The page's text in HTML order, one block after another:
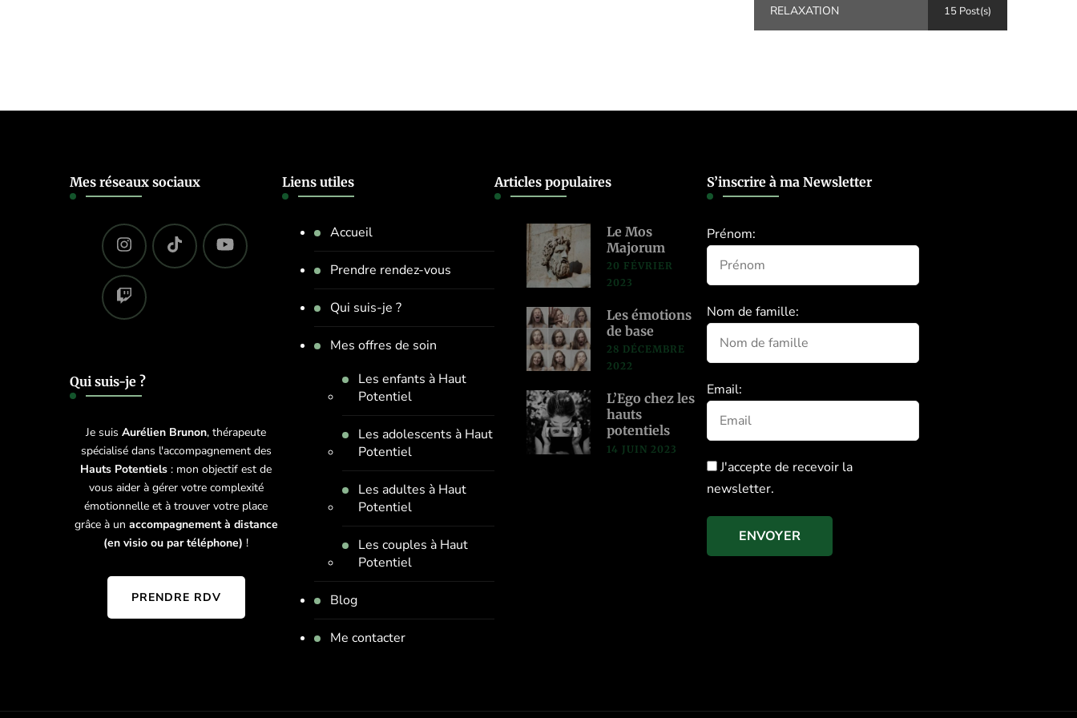
RELAXATION 15 Post(s)
Mes réseaux sociaux
Qui suis-je ?
Je suisAurélien Brunon, thérapeute
spécialisé dans l'accompagnement des
Hauts Potentiels : mon objectif est de
vous aider à gérer votre complexité
émotionnelle et à trouver votre place
grâce à un accompagnement à distance
(en visio ou par téléphone) !
PRENDRE RDV
Liens utiles
Accueil
Prendre rendez-vous
Qui suis-je ?
Mes offres de soin
Les enfants à Haut
Potentiel
Les adolescents à Haut
Potentiel
Les adultes à Haut
Potentiel
Les couples à Haut
Potentiel
Blog
Me contacter
Articles populaires
Le Mos
Majorum
20 FÉVRIER
2023
Les émotions
de base
28 DÉCEMBRE
2022
L’Ego chez les
hauts
potentiels
14 JUIN 2023
S’inscrire à ma Newsletter
Prénom:
Nom de famille:
Email:
J'accepte de recevoir la
newsletter.
ENVOYER